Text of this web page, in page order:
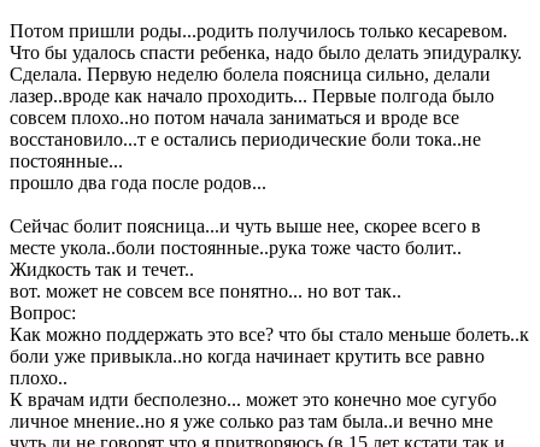
Потом пришли роды...родить получилось только кесаревом.
Что бы удалось спасти ребенка, надо было делать эпидуралку.
Сделала. Первую неделю болела поясница сильно, делали
лазер..вроде как начало проходить... Первые полгода было
совсем плохо..но потом начала заниматься и вроде все
восстановило...т е остались периодические боли тока..не
постоянные...
прошло два года после родов...
Сейчас болит поясница...и чуть выше нее, скорее всего в
месте укола..боли постоянные..рука тоже часто болит..
Жидкость так и течет..
вот. может не совсем все понятно... но вот так..
Вопрос:
Как можно поддержать это все? что бы стало меньше болеть..к
боли уже привыкла..но когда начинает крутить все равно
плохо..
К врачам идти бесполезно... может это конечно мое сугубо
личное мнение..но я уже солько раз там была..и вечно мне